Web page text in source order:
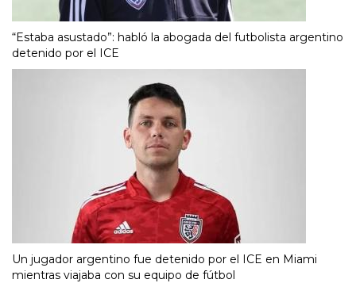
“Estaba asustado”: habló la abogada del futbolista argentino
detenido por el ICE
Un jugador argentino fue detenido por el ICE en Miami
mientras viajaba con su equipo de fútbol